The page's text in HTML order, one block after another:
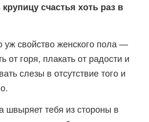
счастья хоть раз в
уж свойство женского пола —
от горя, плакать от радости и
слезы в отсутствие того и
швыряет тебя из стороны в